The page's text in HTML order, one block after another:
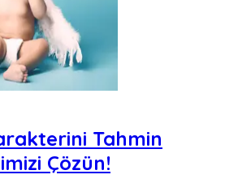
Tahmin
Çözün!